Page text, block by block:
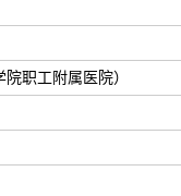
职工附属医院）